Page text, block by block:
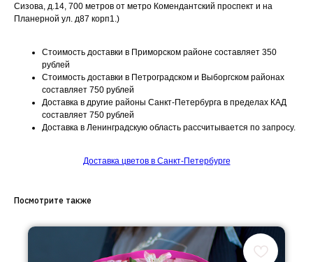
Сизова, д.14, 700 метров от метро Комендантский проспект и на
Планерной ул. д87 корп1.)
Стоимость доставки в Приморском районе составляет 350
рублей
Стоимость доставки в Петроградском и Выборгском районах
составляет 750 рублей
Доставка в другие районы Санкт-Петербурга в пределах КАД
составляет 750 рублей
Доставка в Ленинградскую область рассчитывается по запросу.
Доставка цветов в Санкт-Петербурге
Посмотрите также